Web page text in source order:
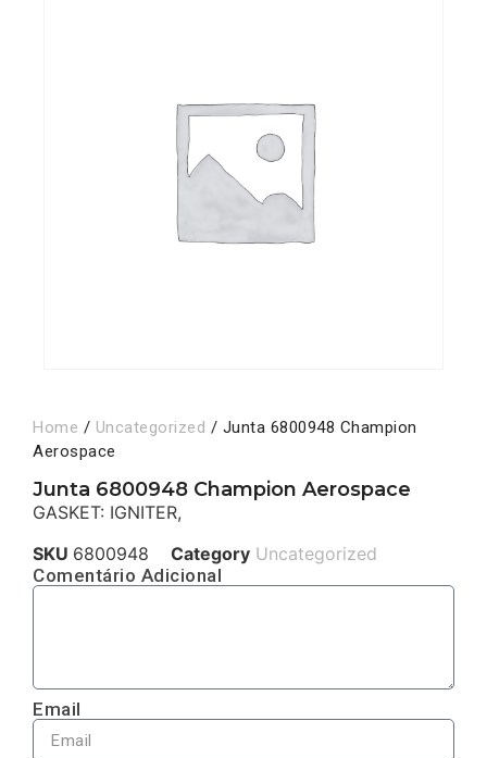
Home / Uncategorized / Junta 6800948 Champion
Aerospace
Junta 6800948 Champion Aerospace
GASKET: IGNITER,
SKU 6800948 Category Uncategorized
Comentário Adicional
Email